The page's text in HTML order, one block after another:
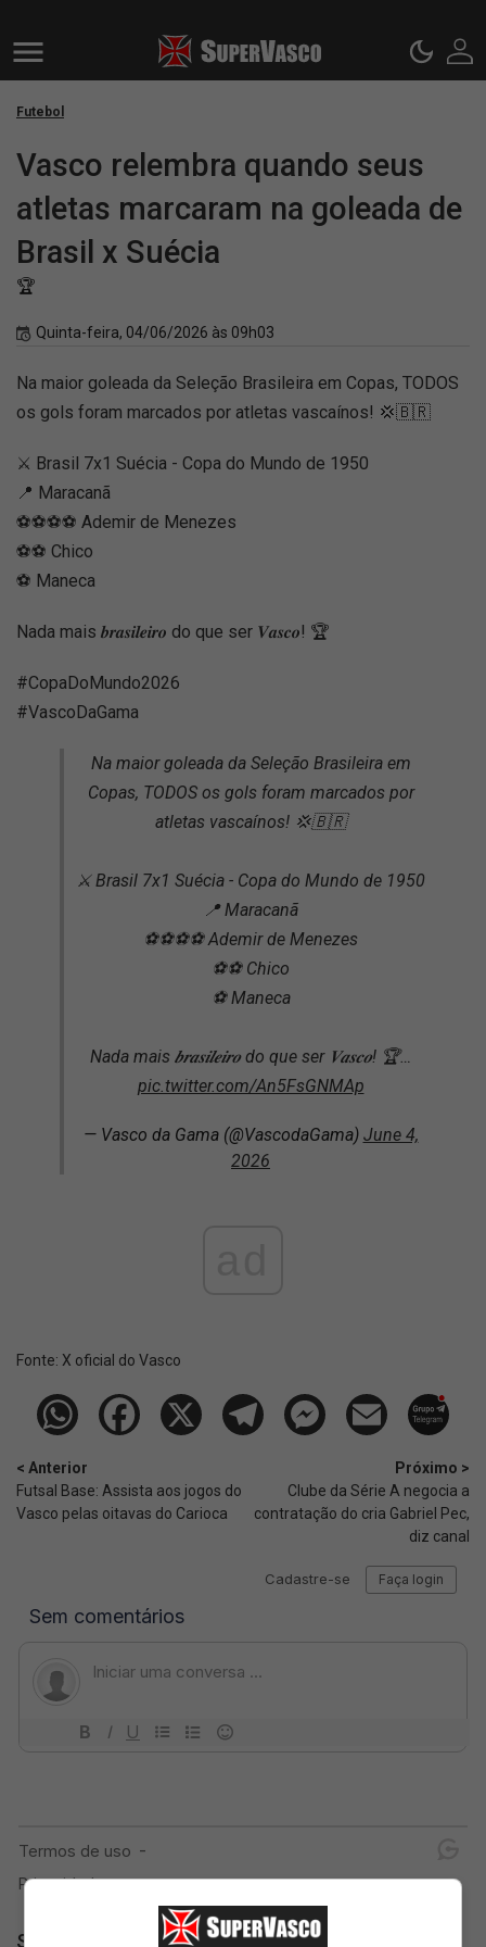
Futebol
Vasco relembra quando seus
atletas marcaram na goleada de
Brasil x Suécia
🏆
Quinta-feira, 04/06/2026 às 09h03
Na maior goleada da Seleção Brasileira em Copas, TODOS
os gols foram marcados por atletas vascaínos! 💢🇧🇷
⚔️ Brasil 7x1 Suécia - Copa do Mundo de 1950
📍 Maracanã
⚽⚽⚽⚽ Ademir de Menezes
⚽⚽ Chico
⚽ Maneca
Nada mais 𝒃𝒓𝒂𝒔𝒊𝒍𝒆𝒊𝒓𝒐 do que ser 𝑽𝒂𝒔𝒄𝒐! 🏆
#CopaDoMundo2026
#VascoDaGama
Na maior goleada da Seleção Brasileira em
Copas, TODOS os gols foram marcados por
atletas vascaínos! 💢🇧🇷
⚔️ Brasil 7x1 Suécia - Copa do Mundo de 1950
📍 Maracanã
⚽⚽⚽⚽ Ademir de Menezes
⚽⚽ Chico
⚽ Maneca
Nada mais 𝒃𝒓𝒂𝒔𝒊𝒍𝒆𝒊𝒓𝒐 do que ser 𝑽𝒂𝒔𝒄𝒐! 🏆…
pic.twitter.com/An5FsGNMAp
— Vasco da Gama (@VascodaGama) June 4,
2026
Fonte: X oficial do Vasco
< Anterior
Futsal Base: Assista aos jogos do
Vasco pelas oitavas do Carioca
Próximo >
Clube da Série A negocia a
contratação do cria Gabriel Pec,
diz canal
SuperVasco